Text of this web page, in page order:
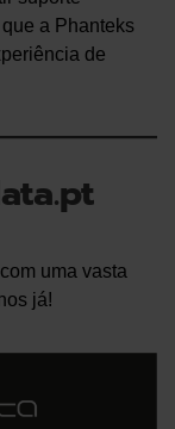
a Phanteks
de
uma vasta
já!